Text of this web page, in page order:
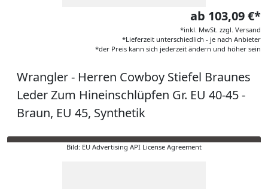
ab 103,09 €*
*inkl. MwSt. zzgl. Versand
*Lieferzeit unterschiedlich - je nach Anbieter
*der Preis kann sich jederzeit ändern und höher sein
Wrangler - Herren Cowboy Stiefel Braunes
Leder Zum Hineinschlüpfen Gr. EU 40-45 -
Braun, EU 45, Synthetik
Bild: EU Advertising API License Agreement